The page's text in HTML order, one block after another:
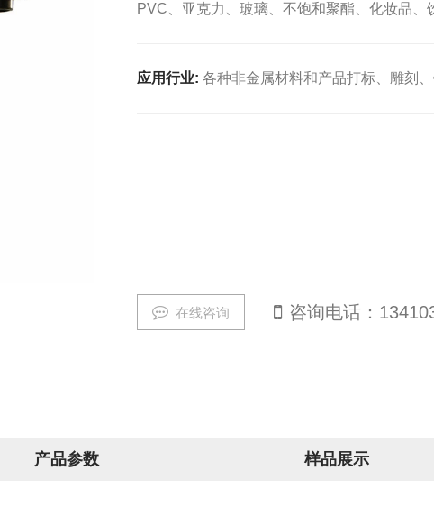
PVC、亚克力、玻璃、不饱和聚酯、化妆品、
应用行业: 各种非金属材料和产品打标、雕刻
在线咨询 咨询电话：
产品参数 样品展示